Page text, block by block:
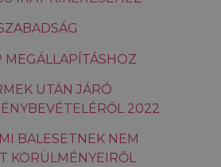
MEGÁLLAPÍTÁSHOZ
UTÁN JÁRÓ
2022
BALESETNEK NEM
KÖRÜLMÉNYEIRŐL